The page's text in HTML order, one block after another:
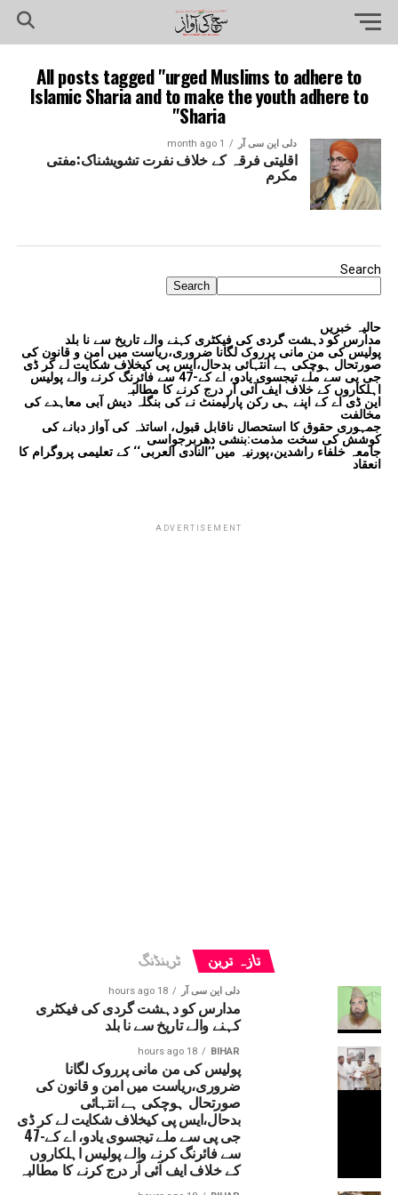
All posts tagged "urged Muslims to adhere to
Islamic Sharia and to make the youth adhere to
Sharia"
دلی این سی آر 1 month ago
اقلیتی فرقہ کے خلاف نفرت تشویشناک:مفتی
مکرم
Search
Search
حالیہ خبریں
مدارس کو دہشت گردی کی فیکٹری کہنے والے تاریخ سے نا بلد
پولیس کی من مانی پرروک لگانا ضروری،ریاست میں امن و قانون کی
صورتحال ہوچکی ہے انتہائی بدحال،ایس پی کیخلاف شکایت لے کر ڈی
جی پی سے ملے تیجسوی یادو، اے کے-47 سے فائرنگ کرنے والے پولیس
اہلکاروں کے خلاف ایف آئی آر درج کرنے کا مطالبہ
این ڈی اے کے اپنے ہی رکن پارلیمنٹ نے کی بنگلہ دیش آبی معاہدے کی
مخالفت
جمہوری حقوق کا استحصال ناقابل قبول، اساتذہ کی آواز دبانے کی
کوشش کی سخت مذمت:بنشی دھربرجواسی
جامعہ خلفاء راشدین،پورنیہ میں’’النادی العربی‘‘ کے تعلیمی پروگرام کا
انعقاد
ADVERTISEMENT
تازہ ترین ٹرینڈنگ
دلی این سی آر 18 hours ago
مدارس کو دہشت گردی کی فیکٹری
کہنے والے تاریخ سے نا بلد
BIHAR
18 hours ago
پولیس کی من مانی پرروک لگانا
ضروری،ریاست میں امن و قانون کی
صورتحال ہوچکی ہے انتہائی
بدحال،ایس پی کیخلاف شکایت لے کر ڈی
جی پی سے ملے تیجسوی یادو، اے کے-47
سے فائرنگ کرنے والے پولیس اہلکاروں
کے خلاف ایف آئی آر درج کرنے کا مطالبہ